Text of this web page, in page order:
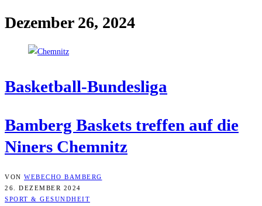
Dezember 26, 2024
Bas­ket­ball-Bun­des­li­ga
Bam­berg Bas­kets tref­fen auf die
Niners Chemnitz
VON WEBECHO BAMBERG
26. DEZEMBER 2024
SPORT & GESUNDHEIT